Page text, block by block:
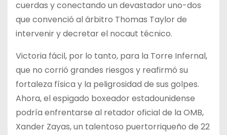
cuerdas y conectando un devastador uno-dos
que convenció al árbitro Thomas Taylor de
intervenir y decretar el nocaut técnico.
Victoria fácil, por lo tanto, para la Torre Infernal,
que no corrió grandes riesgos y reafirmó su
fortaleza física y la peligrosidad de sus golpes.
Ahora, el espigado boxeador estadounidense
podría enfrentarse al retador oficial de la OMB,
Xander Zayas, un talentoso puertorriqueño de 22